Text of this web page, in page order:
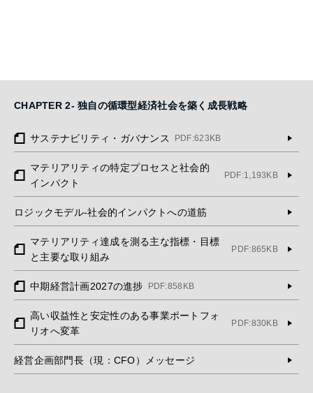
CHAPTER 2- 独自の循環型経済社会を築く成長戦略
サステナビリティ・ガバナンス PDF:623KB
マテリアリティの特定プロセスと社会的
インパクト
PDF:1,193KB
ロジックモデル-社会的インパクトへの道筋
マテリアリティ達成を測る主な指標・目標
と主要な取り組み
PDF:865KB
中期経営計画2027の進捗 PDF:858KB
高い収益性と安定性のある事業ポートフォ
リオへ変革
PDF:830KB
経営企画部門長（現：CFO）メッセージ